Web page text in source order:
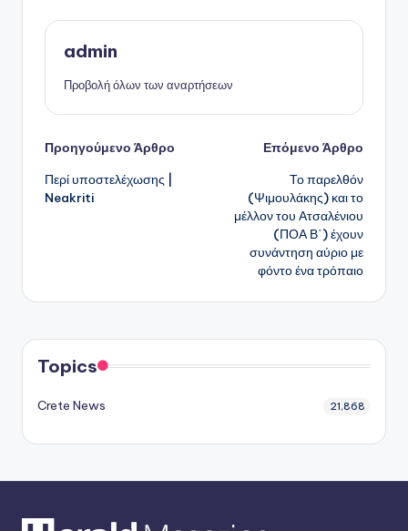
admin
Προβολή όλων των αναρτήσεων
Πλοήγηση
δημοσιεύσεων
Προηγούμενο Άρθρο
Περί υποστελέχωσης |
Neakriti
Επόμενο Άρθρο
Το παρελθόν
(Ψιμουλάκης) και το
μέλλον του Ατσαλένιου
(ΠΟΑ Β΄) έχουν
συνάντηση αύριο με
φόντο ένα τρόπαιο
Topics
Crete News 21,868